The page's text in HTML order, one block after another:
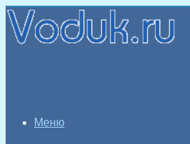
Меню